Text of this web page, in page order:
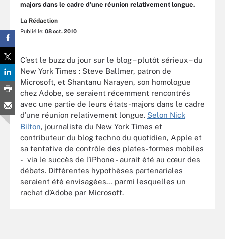
majors dans le cadre d’une réunion relativement longue.
La Rédaction
Publié le: 08 oct. 2010
C’est le buzz du jour sur le blog – plutôt sérieux – du
New York Times : Steve Ballmer, patron de
Microsoft, et Shantanu Narayen, son homologue
chez Adobe, se seraient récemment rencontrés
avec une partie de leurs états-majors dans le cadre
d’une réunion relativement longue. Selon Nick
Bilton, journaliste du New York Times et
contributeur du blog techno du quotidien, Apple et
sa tentative de contrôle des plates-formes mobiles
- via le succès de l’iPhone - aurait été au cœur des
débats. Différentes hypothèses partenariales
seraient été envisagées… parmi lesquelles un
rachat d’Adobe par Microsoft.